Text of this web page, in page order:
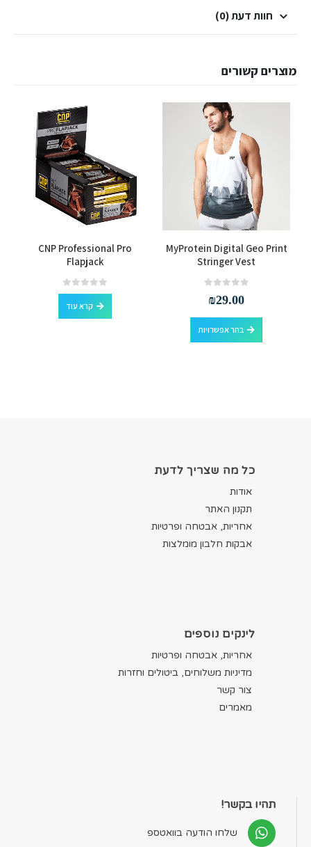
חוות דעת (0)
מוצרים קשורים
למוצר זה יש מספר סוגים. ניתן לבחור את האפשרויות בעמוד המוצר
MyProtein Digital Geo Print
Stringer Vest
₪29.00
בחר אפשרויות
למוצר זה יש מספר סוגים. ניתן לבחור את האפשרויות בעמוד המוצר
CNP Professional Pro
Flapjack
0
out of 5
קרא עוד
כל מה שצריך לדעת
אודות
תקנון האתר
אחריות, אבטחה ופרטיות
אבקות חלבון מומלצות
לינקים נוספים
אחריות, אבטחה ופרטיות
מדיניות משלוחים, ביטולים וחזרות
צור קשר
מאמרים
תהיו בקשר!
שלחו הודעה בוואטספ